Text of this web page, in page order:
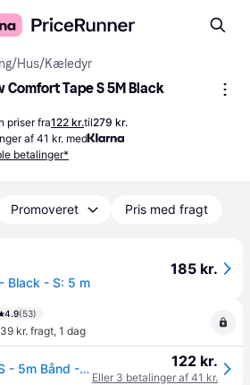
/Hus/Kæledyr
Comfort Tape S 5M Black
priser fra122 kr.til279 kr.
af 41 kr. med
betalinger*
Promoveret Pris med fragt
Black - S: 5 m
185 kr.
4.9(53)
39 kr. fragt, 1 dag
Flexi - New Comfort - S - 5m Bånd - Sort - max 15Kg - Klar til levering - Prismatch - Black 122 kr.
Eller 3 betalinger af 41 kr.